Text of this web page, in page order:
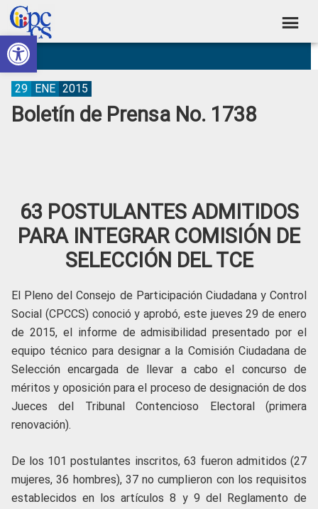
Abrir barra de herramientas
Skip
to
primary
navigation
Skip
to
main
content
Skip
to
primary
sidebar
Skip
to
footer
Consejo
de
Participación
Ciudadana
Construyendo
Poder
Ciudadano
Boletín de Prensa No. 1738
29 ENE 2015
63 POSTULANTES ADMITIDOS
PARA INTEGRAR COMISIÓN DE
SELECCIÓN DEL TCE
El Pleno del Consejo de Participación Ciudadana y Control
Social (CPCCS) conoció y aprobó, este jueves 29 de enero
de 2015, el informe de admisibilidad presentado por el
equipo técnico para designar a la Comisión Ciudadana de
Selección encargada de llevar a cabo el concurso de
méritos y oposición para el proceso de designación de dos
Jueces del Tribunal Contencioso Electoral (primera
renovación).
De los 101 postulantes inscritos, 63 fueron admitidos (27
mujeres, 36 hombres), 37 no cumplieron con los requisitos
establecidos en los artículos 8 y 9 del Reglamento de